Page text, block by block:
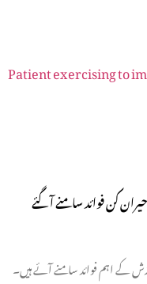
کن فوائد سامنے آگئے
کے اہم فوائد سامنے آئے ہیں۔